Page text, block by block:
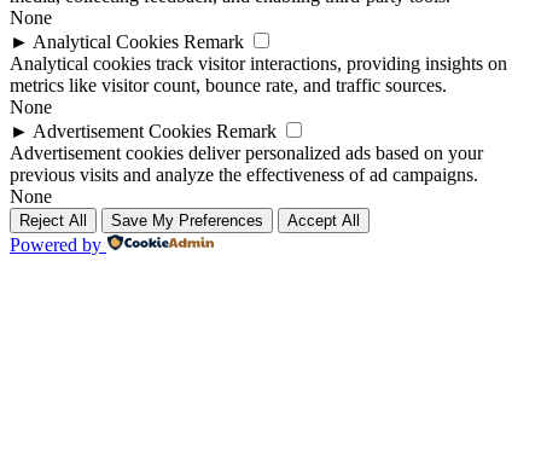
None
► Analytical Cookies Remark
Analytical cookies track visitor interactions, providing insights on
metrics like visitor count, bounce rate, and traffic sources.
None
► Advertisement Cookies Remark
Advertisement cookies deliver personalized ads based on your
previous visits and analyze the effectiveness of ad campaigns.
None
Reject All Save My Preferences Accept All
Powered by